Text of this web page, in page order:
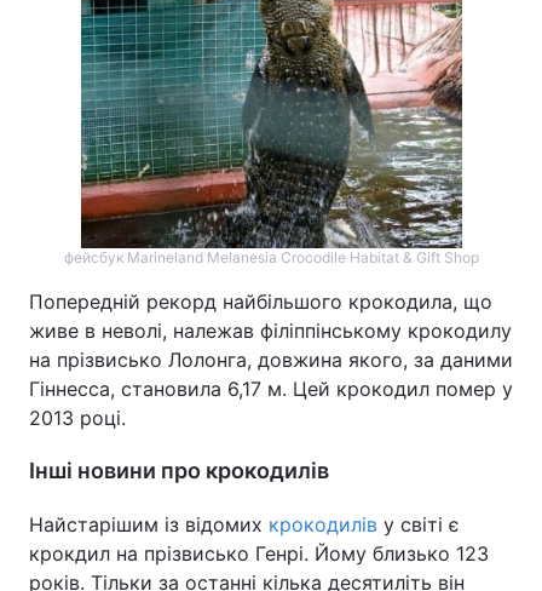
фейсбук Marineland Melanesia Crocodile Habitat & Gift Shop
Попередній рекорд найбільшого крокодила, що
живе в неволі, належав філіппінському крокодилу
на прізвисько Лолонга, довжина якого, за даними
Гіннесса, становила 6,17 м. Цей крокодил помер у
2013 році.
Інші новини про крокодилів
Найстарішим із відомих крокодилів у світі є
крокдил на прізвисько Генрі. Йому близько 123
років. Тільки за останні кілька десятиліть він